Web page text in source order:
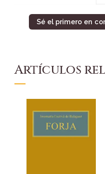
Sé el primero en
Artículos